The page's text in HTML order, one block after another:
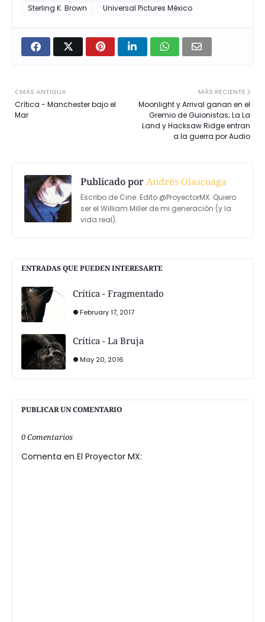
Sterling K. Brown
Universal Pictures México
MÁS RECIENTE
Moonlight y Arrival ganan en el
Gremio de Guionistas; La La
Land y Hacksaw Ridge entran
a la guerra por Audio
MÁS ANTIGUA
Crítica - Manchester bajo el
Mar
Publicado porAndrés Olascoaga
Escribo de Cine. Edito @ProyectorMX. Quiero
ser el William Miller de mi generación (y la
vida real).
ENTRADAS QUE PUEDEN INTERESARTE
Crítica - Fragmentado
February 17, 2017
Crítica - La Bruja
May 20, 2016
PUBLICAR UN COMENTARIO
0 Comentarios
Comenta en El Proyector MX: